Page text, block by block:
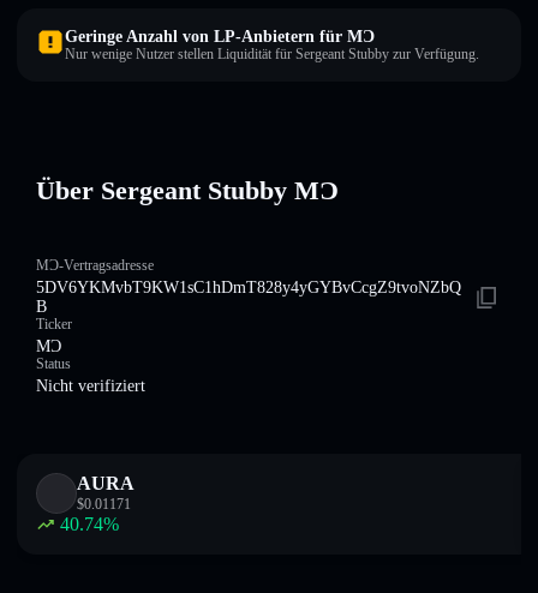
Geringe Anzahl von LP-Anbietern für MƆ
Nur wenige Nutzer stellen Liquidität für Sergeant Stubby zur Verfügung.
Über Sergeant Stubby MƆ
MƆ-Vertragsadresse
5DV6YKMvbT9KW1sC1hDmT828y4yGYBvCcgZ9tvoNZbQ
B
Ticker
MƆ
Status
Nicht verifiziert
AURA
$0.01171
40.74%